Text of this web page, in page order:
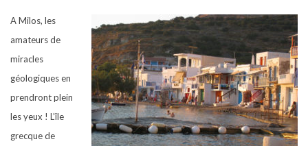
A Milos, les
amateurs de
miracles
géologiques en
prendront plein
les yeux ! L’île
grecque de